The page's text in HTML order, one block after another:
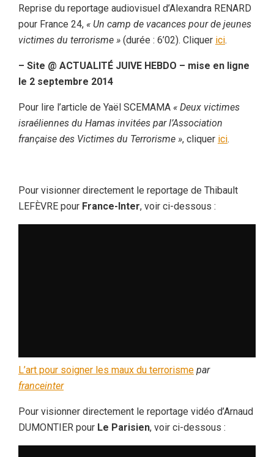
Reprise du reportage audiovisuel d’Alexandra RENARD
pour France 24, « Un camp de vacances pour de jeunes
victimes du terrorisme » (durée : 6’02). Cliquer ici.
– Site @ ACTUALITÉ JUIVE HEBDO – mise en ligne
le 2 septembre 2014
Pour lire l’article de Yaël SCEMAMA « Deux victimes
israéliennes du Hamas invitées par l’Association
française des Victimes du Terrorisme », cliquer ici.
Pour visionner directement le reportage de Thibault
LEFÈVRE pour France-Inter, voir ci-dessous :
L’art pour soigner les maux du terrorisme par
franceinter
Pour visionner directement le reportage vidéo d’Arnaud
DUMONTIER pour Le Parisien, voir ci-dessous :